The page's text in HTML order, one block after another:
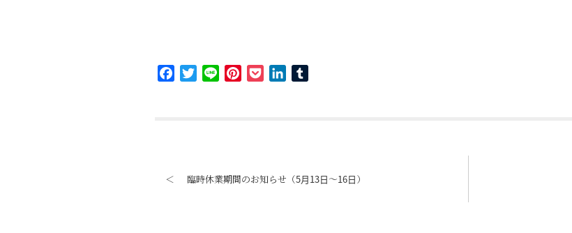
FacebookTwitterLine PinterestPocketLinkedIn
＜ 臨時休業期間のお知らせ（5月13日～16日）